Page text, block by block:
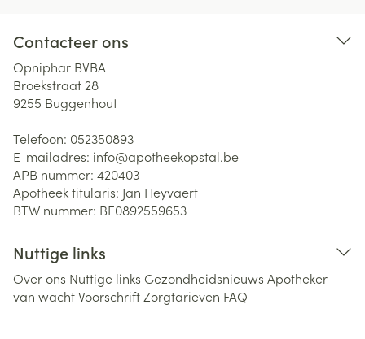
Contacteer ons
Opniphar BVBA
Broekstraat 28
9255 Buggenhout
Telefoon: 052350893
E-mailadres: info@apotheekopstal.be
APB nummer: 420403
Apotheek titularis: Jan Heyvaert
BTW nummer: BE0892559653
Nuttige links
Over ons Nuttige links Gezondheidsnieuws Apotheker
van wachtVoorschriftZorgtarieven FAQ